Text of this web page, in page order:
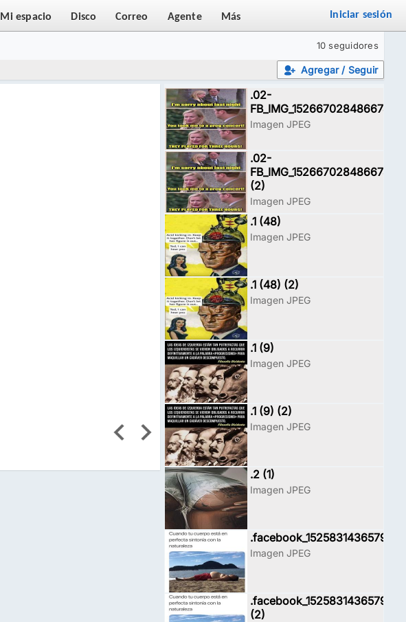
Mi espacio Disco Correo Agente Más Iniciar sesión
10 seguidores
Agregar / Seguir
.02-
FB_IMG_15266702848667468
Imagen JPEG
.02-
FB_IMG_15266702848667468
(2)
Imagen JPEG
.1 (48)
Imagen JPEG
.1 (48) (2)
Imagen JPEG
.1 (9)
Imagen JPEG
.1 (9) (2)
Imagen JPEG
.2 (1)
Imagen JPEG
.facebook_1525831436579
Imagen JPEG
.facebook_1525831436579
(2)